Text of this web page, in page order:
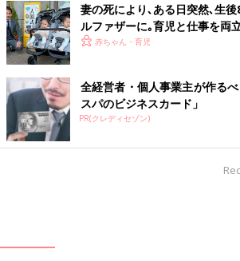
妻の死により､ある日突然､生
ルファザーに｡育児と仕事を両
周囲のあたたかさ【体験談】
赤ちゃん・育児
全経営者・個人事業主が作る
スパのビジネスカード」
PR(クレディセゾン)